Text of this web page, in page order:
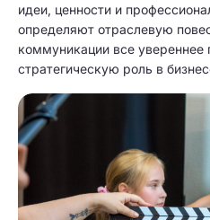
идеи, ценности и
определяют отраслевую
коммуникации все увереннее
стратегическую роль в